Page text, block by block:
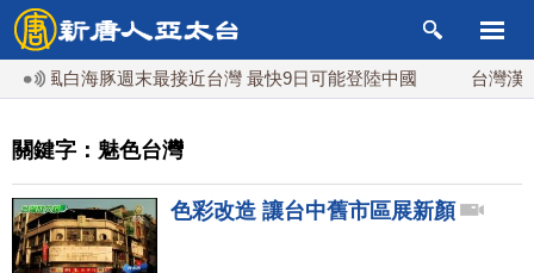
颱風白海豚週末最接近台灣 最快9日可能登陸中國 台灣漢
關鍵字：魅色台灣
色彩改造 讓台中舊市區展新顏